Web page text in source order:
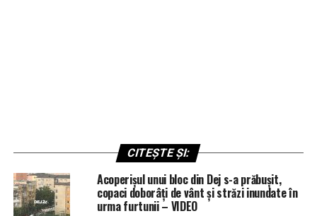
CITEȘTE ȘI:
Acoperișul unui bloc din Dej s-a prăbușit,
copaci doborâți de vânt și străzi inundate în
urma furtunii – VIDEO